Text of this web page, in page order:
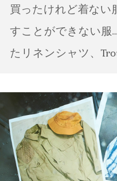
買ったけれど着ない
すことができない
たリネンシャツ、